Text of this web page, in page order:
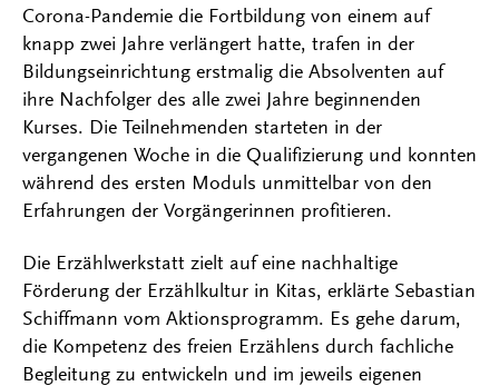
Corona-Pandemie die Fortbildung von einem auf
knapp zwei Jahre verlängert hatte, trafen in der
Bildungseinrichtung erstmalig die Absolventen auf
ihre Nachfolger des alle zwei Jahre beginnenden
Kurses. Die Teilnehmenden starteten in der
vergangenen Woche in die Qualifizierung und konnten
während des ersten Moduls unmittelbar von den
Erfahrungen der Vorgängerinnen profitieren.
Die Erzählwerkstatt zielt auf eine nachhaltige
Förderung der Erzählkultur in Kitas, erklärte Sebastian
Schiffmann vom Aktionsprogramm. Es gehe darum,
die Kompetenz des freien Erzählens durch fachliche
Begleitung zu entwickeln und im jeweils eigenen